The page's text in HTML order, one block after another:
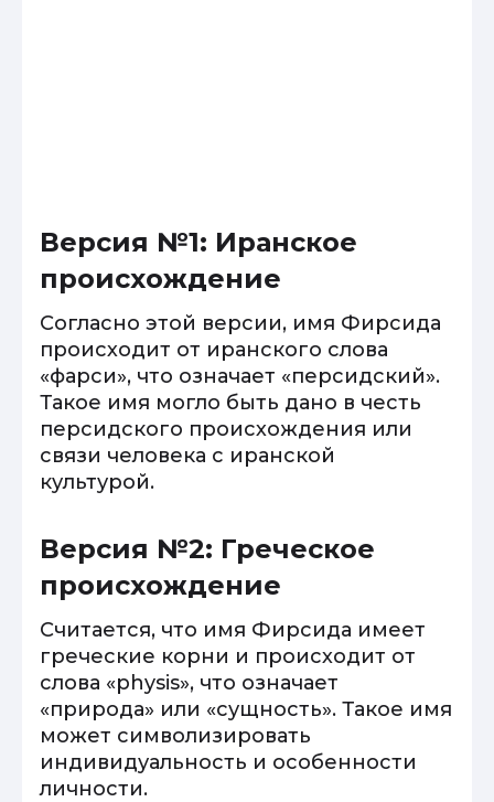
Версия №1: Иранское
происхождение
Согласно этой версии, имя Фирсида
происходит от иранского слова
«фарси», что означает «персидский».
Такое имя могло быть дано в честь
персидского происхождения или
связи человека с иранской
культурой.
Версия №2: Греческое
происхождение
Считается, что имя Фирсида имеет
греческие корни и происходит от
слова «physis», что означает
«природа» или «сущность». Такое имя
может символизировать
индивидуальность и особенности
личности.